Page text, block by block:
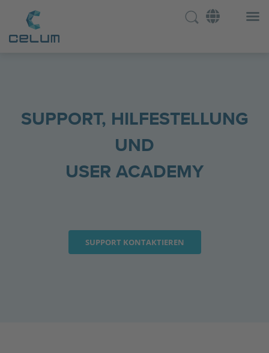
SUPPORT, HILFESTELLUNG
UND
USER ACADEMY
SUPPORT KONTAKTIEREN